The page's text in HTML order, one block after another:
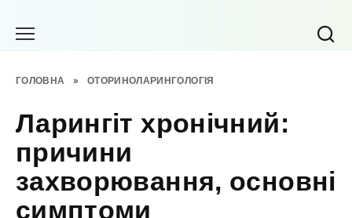
ГОЛОВНА » ОТОРИНОЛАРИНГОЛОГІЯ
Ларингіт хронічний:
причини
захворювання, основні
симптоми